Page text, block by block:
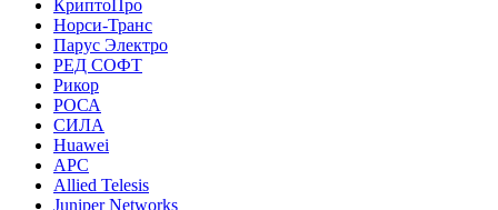
КриптоПро
Норси-Транс
Парус Электро
РЕД СОФТ
Рикор
РОСА
СИЛА
Huawei
APC
Allied Telesis
Juniper Networks